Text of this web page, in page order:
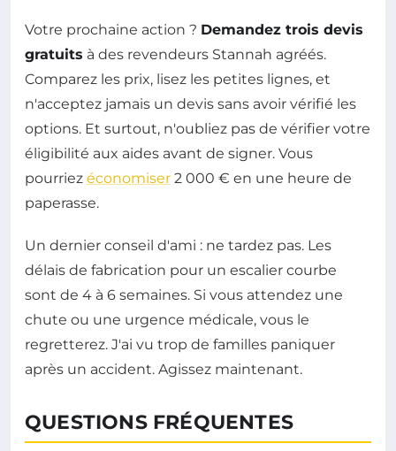
Votre prochaine action ? Demandez trois devis
gratuits à des revendeurs Stannah agréés.
Comparez les prix, lisez les petites lignes, et
n'acceptez jamais un devis sans avoir vérifié les
options. Et surtout, n'oubliez pas de vérifier votre
éligibilité aux aides avant de signer. Vous
pourriez économiser 2 000 € en une heure de
paperasse.
Un dernier conseil d'ami : ne tardez pas. Les
délais de fabrication pour un escalier courbe
sont de 4 à 6 semaines. Si vous attendez une
chute ou une urgence médicale, vous le
regretterez. J'ai vu trop de familles paniquer
après un accident. Agissez maintenant.
QUESTIONS FRÉQUENTES